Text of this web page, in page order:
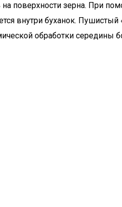
поверхности зерна. При
внутри буханок.
обработки середины